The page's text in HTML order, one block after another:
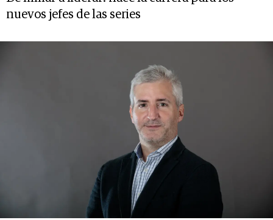
nuevos jefes de las series